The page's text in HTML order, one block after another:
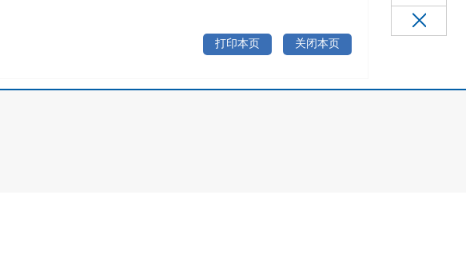
打印本页 关闭本页